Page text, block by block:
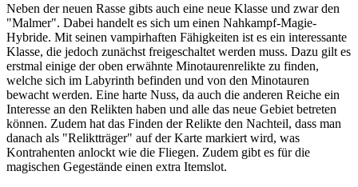
Neben der neuen Rasse gibts auch eine neue Klasse und zwar den
"Malmer". Dabei handelt es sich um einen Nahkampf-Magie-
Hybride. Mit seinen vampirhaften Fähigkeiten ist es ein interessante
Klasse, die jedoch zunächst freigeschaltet werden muss. Dazu gilt es
erstmal einige der oben erwähnte Minotaurenrelikte zu finden,
welche sich im Labyrinth befinden und von den Minotauren
bewacht werden. Eine harte Nuss, da auch die anderen Reiche ein
Interesse an den Relikten haben und alle das neue Gebiet betreten
können. Zudem hat das Finden der Relikte den Nachteil, dass man
danach als "Reliktträger" auf der Karte markiert wird, was
Kontrahenten anlockt wie die Fliegen. Zudem gibt es für die
magischen Gegestände einen extra Itemslot.